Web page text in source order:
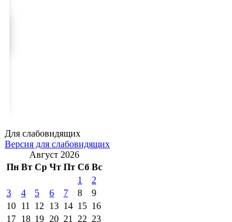
Для слабовидящих
Версия для слабовидящих
Август 2026
Пн Вт Ср Чт Пт Сб Вс
1
2
3
4 5 6 7 8
9
10 11 12 13 14 15 16
17 18 19 20 21 22 23